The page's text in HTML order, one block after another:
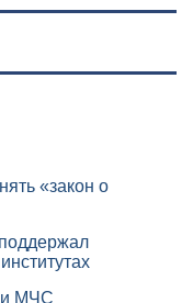
«закон о
и МЧС